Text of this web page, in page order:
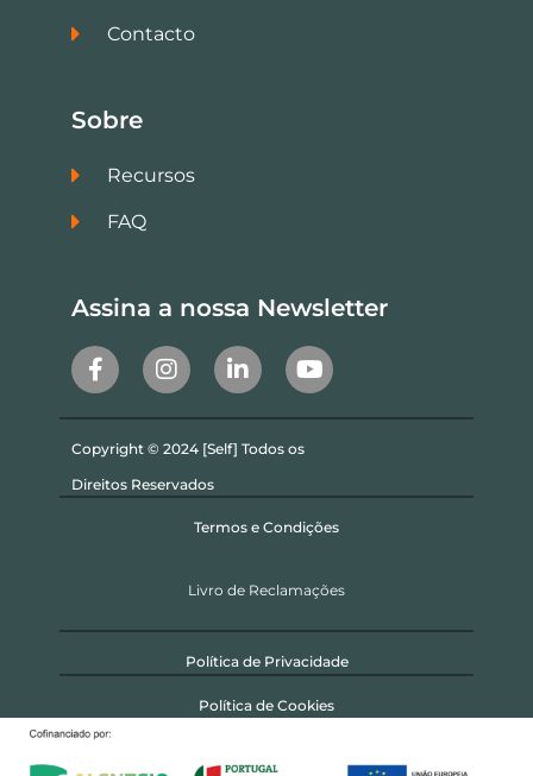
Contacto
Sobre
Recursos
FAQ
Assina a nossa Newsletter
Copyright © 2024 [Self] Todos os
Direitos Reservados
Termos e Condições
Livro de Reclamações
Política de Privacidade
Política de Cookies